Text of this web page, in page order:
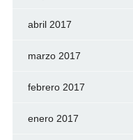
abril 2017
marzo 2017
febrero 2017
enero 2017